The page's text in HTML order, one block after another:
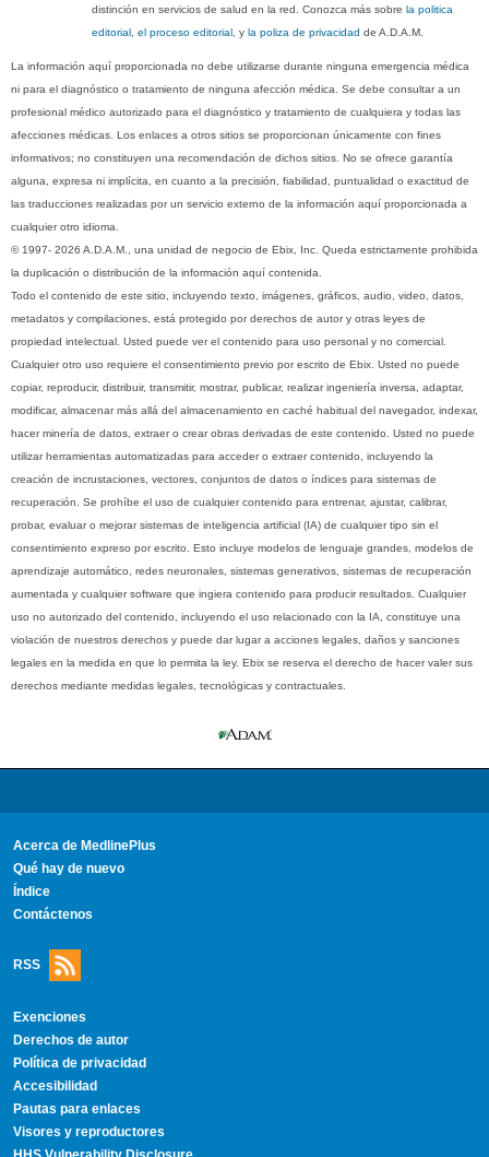
distinción en servicios de salud en la red. Conozca más sobrela politica
editorial, el proceso editorial , yla poliza de privacidad de A.D.A.M.
La información aquí proporcionada no debe utilizarse durante ninguna emergencia médica
ni para el diagnóstico o tratamiento de ninguna afección médica. Se debe consultar a un
profesional médico autorizado para el diagnóstico y tratamiento de cualquiera y todas las
afecciones médicas. Los enlaces a otros sitios se proporcionan únicamente con fines
informativos; no constituyen una recomendación de dichos sitios. No se ofrece garantía
alguna, expresa ni implícita, en cuanto a la precisión, fiabilidad, puntualidad o exactitud de
las traducciones realizadas por un servicio externo de la información aquí proporcionada a
cualquier otro idioma.
© 1997- 2026 A.D.A.M., una unidad de negocio de Ebix, Inc. Queda estrictamente prohibida
la duplicación o distribución de la información aquí contenida.
Todo el contenido de este sitio, incluyendo texto, imágenes, gráficos, audio, video, datos,
metadatos y compilaciones, está protegido por derechos de autor y otras leyes de
propiedad intelectual. Usted puede ver el contenido para uso personal y no comercial.
Cualquier otro uso requiere el consentimiento previo por escrito de Ebix. Usted no puede
copiar, reproducir, distribuir, transmitir, mostrar, publicar, realizar ingeniería inversa, adaptar,
modificar, almacenar más allá del almacenamiento en caché habitual del navegador, indexar,
hacer minería de datos, extraer o crear obras derivadas de este contenido. Usted no puede
utilizar herramientas automatizadas para acceder o extraer contenido, incluyendo la
creación de incrustaciones, vectores, conjuntos de datos o índices para sistemas de
recuperación. Se prohíbe el uso de cualquier contenido para entrenar, ajustar, calibrar,
probar, evaluar o mejorar sistemas de inteligencia artificial (IA) de cualquier tipo sin el
consentimiento expreso por escrito. Esto incluye modelos de lenguaje grandes, modelos de
aprendizaje automático, redes neuronales, sistemas generativos, sistemas de recuperación
aumentada y cualquier software que ingiera contenido para producir resultados. Cualquier
uso no autorizado del contenido, incluyendo el uso relacionado con la IA, constituye una
violación de nuestros derechos y puede dar lugar a acciones legales, daños y sanciones
legales en la medida en que lo permita la ley. Ebix se reserva el derecho de hacer valer sus
derechos mediante medidas legales, tecnológicas y contractuales.
Acerca de MedlinePlus
Qué hay de nuevo
Índice
Contáctenos
RSS
Exenciones
Derechos de autor
Política de privacidad
Accesibilidad
Pautas para enlaces
Visores y reproductores